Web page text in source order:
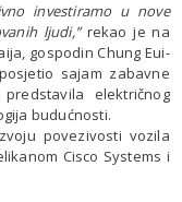
investiramo u nove
ljudi,”rekao je na
gospodin Chung Eui-
sajam zabavne
električnog
budućnosti.
povezivosti vozila
Cisco Systems i